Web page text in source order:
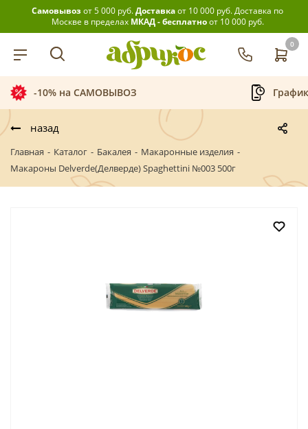
Самовывозот 5 000 руб.Доставкаот 10 000 руб.Доставка по
Москве в пределах МКАД - бесплатноот 10 000 руб.
0
-10% на САМОВЫВОЗ
назад
Главная - Каталог - Бакалея - Макаронные изделия -
Макароны Delverde(Делверде) Spaghettini №003 500г